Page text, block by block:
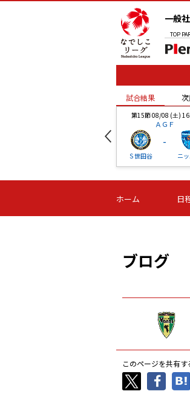
一般
TOP
試合結果
第15節 08/08 (土)
ＡＧＦ
Ｓ世田谷
-
ニ
-
第16節 09/05 (土)
ニッパツ
-
試合結果 次
ホーム 日
ブログ
このページを共有す